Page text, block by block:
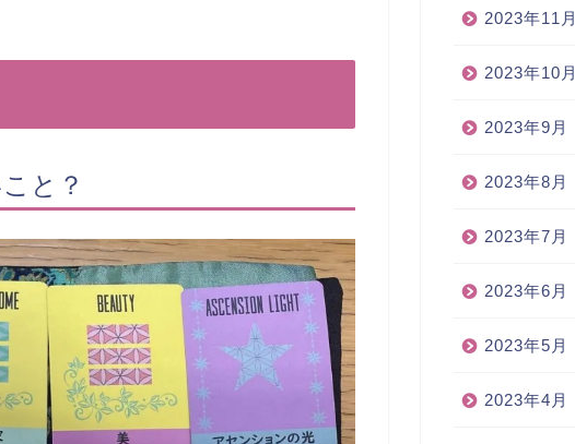
と？
2023年11月
2023年10月
2023年9月
2023年8月
2023年7月
2023年6月
2023年5月
2023年4月